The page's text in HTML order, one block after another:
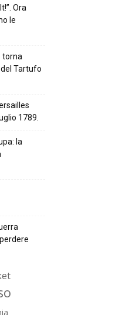
Ora
le
torna
Tartufo
1789.
la